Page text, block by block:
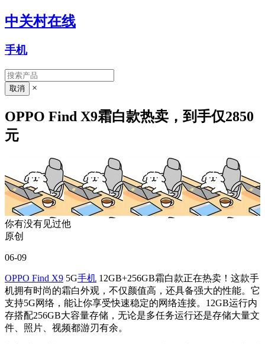
中关村在线
手机
×
OPPO Find X9霜白款热卖，到手仅2850
元
你有没有见过他
原创
06-09
OPPO Find X9 5G手机 12GB+256GB霜白款正在热卖！这款手
机拥有时尚的霜白外观，不仅颜值高，还具备强大的性能。它
支持5G网络，能让你享受快速稳定的网络连接。12GB运行内
存搭配256GB大容量存储，无论是多任务运行还是存储大量文
件、照片、视频都游刃有余。